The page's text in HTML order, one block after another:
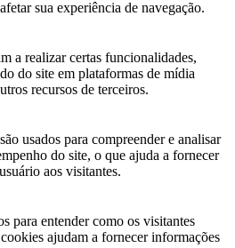
sua experiência de navegação.
a realizar certas funcionalidades,
do site em plataformas de mídia
recursos de terceiros.
usados ​​para compreender e analisar
do site, o que ajuda a fornecer
aos visitantes.
​​para entender como os visitantes
ajudam a fornecer informações